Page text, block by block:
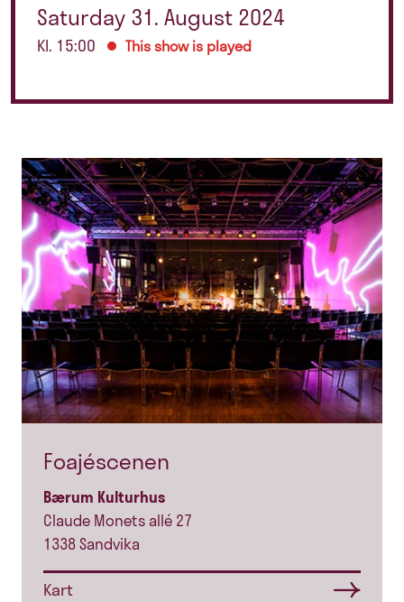
Saturday 31. August 2024
Kl. 15:00 This show is played
Foajéscenen
Bærum Kulturhus
Claude Monets allé 27
1338 Sandvika
Kart